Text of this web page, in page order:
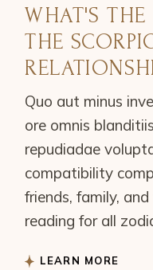
WHAT'S THE
THE
Quo aut minus
ore omnis
repudiadae
compatibility
friends, family,
reading for all
LEARN MORE